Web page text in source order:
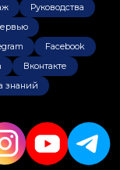
Руководства
Facebook
Вконтакте
знаний